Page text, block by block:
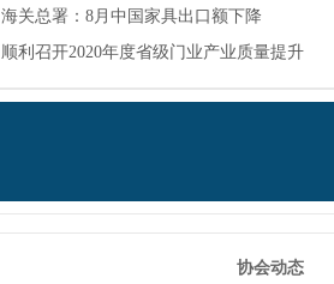
贸...
海关总署：8月中国家具出口额下降
7.9%！
顺利召开2020年度省级门业产业质量提升
协会动态